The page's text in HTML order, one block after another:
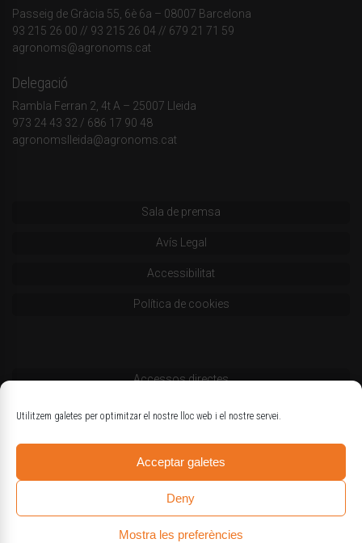
Utilitzem galetes per optimitzar el nostre lloc web i el nostre servei.
Acceptar galetes
Deny
Mostra les preferències
Passeig de Gràcia 55, 6è 6a – 08007 Barcelona
93 215 26 00 // 93 215 26 04 // 679 21 71 59
agronoms@agronoms.cat
Delegació
Rambla Ferran 2, 4t A – 25007 Lleida
973 24 43 32 / 686 17 90 48
agronomslleida@agronoms.cat
Sala de premsa
Avís Legal
Accessibilitat
Política de cookies
Accessos directes
Codi deontològic
Logotips oficials